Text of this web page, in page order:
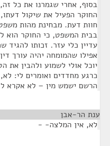
בסוף, אחרי שגמרנו את כל
החוקר הפעיל את שיקול
חוות דעת. מבחינת מהות
בבית המשפט, כי החוקר הוא
עדיין כלי עזר. זכותו
אפילו שהמומחה יהיה עורך
יוכל אולי לשמוע ולהבין
כרגע מחדדים ואומרים לי:
הרשם ישמש מין – לא אקרא
ענת הר-אבן
לא, אין המלצה- -